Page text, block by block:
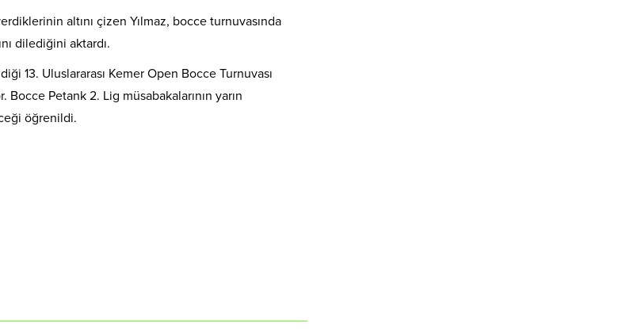
altını çizen Yılmaz, bocce turnuvasında
dilediğini aktardı.
13. Uluslararası Kemer Open Bocce Turnuvası
Petank 2. Lig müsabakalarının yarın
öğrenildi.